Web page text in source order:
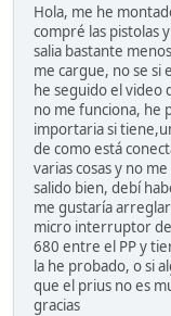
Hola, me he
compré las pistolas
salia bastante
me cargue, no se si
he seguido el video
no me funciona, he
importaria si
de como está
varias cosas y no
salido bien, debí
me gustaría
micro interruptor
680 entre el PP y
la he probado, o si
que el prius no es
gracias